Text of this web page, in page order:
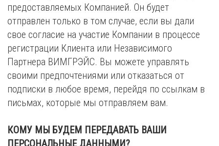
предоставляемых Компанией. Он будет
отправлен только в том случае, если вы дали
свое согласие на участие Компании в процессе
регистрации Клиента или Независимого
Партнера ВИМГРЭЙС. Вы можете управлять
своими предпочтениями или отказаться от
подписки в любое время, перейдя по ссылкам в
письмах, которые мы отправляем вам.
КОМУ МЫ БУДЕМ ПЕРЕДАВАТЬ ВАШИ
ПЕРСОНАЛЬНЫЕ ДАННЫМИ?